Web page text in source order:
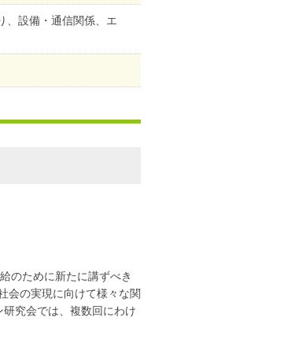
、設備・通信関係、エ
のために新たに講ずべき
会の実現に向けて様々な関
究会では、複数回にわけ